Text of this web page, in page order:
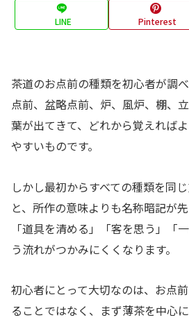
LINE Pinterest
茶道のお点前の種類を初心者が調
点前、盆略点前、炉、風炉、棚、
葉が出てきて、どれから覚えれば
やすいものです。
しかし最初からすべての種類を同
と、所作の意味よりも名称暗記が
「道具を清める」「客を思う」「
う流れがつかみにくくなります。
初心者にとって大切なのは、お点
ることではなく、まず薄茶を中心